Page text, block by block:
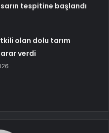
tespitine başlandı
olan dolu tarım
verdi